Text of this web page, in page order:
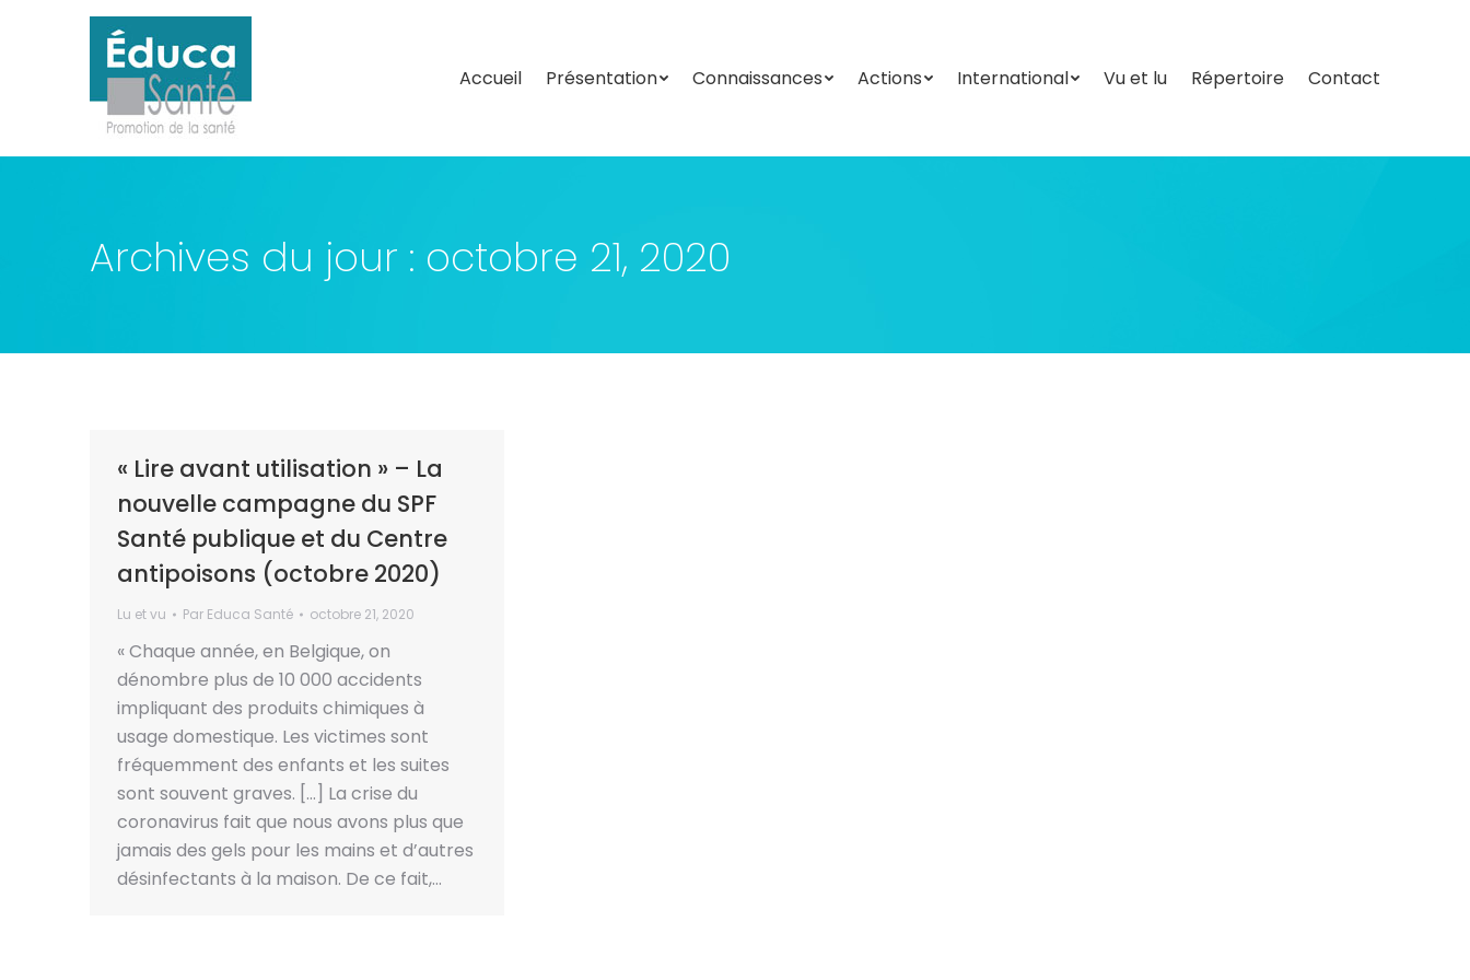
Accueil Présentation Connaissances Actions International Vu et lu Répertoire Contact
Archives du jour : octobre 21, 2020
« Lire avant utilisation » – La
nouvelle campagne du SPF
Santé publique et du Centre
antipoisons (octobre 2020)
Lu et vu Par Educa Santé octobre 21, 2020
« Chaque année, en Belgique, on
dénombre plus de 10 000 accidents
impliquant des produits chimiques à
usage domestique. Les victimes sont
fréquemment des enfants et les suites
sont souvent graves. […] La crise du
coronavirus fait que nous avons plus que
jamais des gels pour les mains et d’autres
désinfectants à la maison. De ce fait,…